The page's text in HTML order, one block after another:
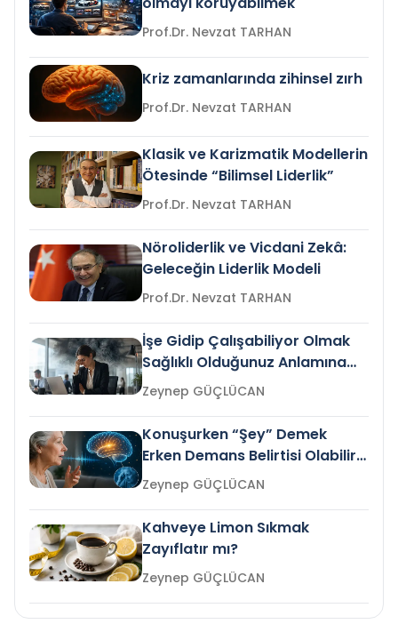
Prof.Dr. Nevzat TARHAN
Kriz zamanlarında zihinsel zırh
Prof.Dr. Nevzat TARHAN
Klasik ve Karizmatik Modellerin
Ötesinde “Bilimsel Liderlik”
Prof.Dr. Nevzat TARHAN
Nöroliderlik ve Vicdani Zekâ:
Geleceğin Liderlik Modeli
Prof.Dr. Nevzat TARHAN
İşe Gidip Çalışabiliyor Olmak
Sağlıklı Olduğunuz Anlamına
Gelir mi?Zeynep GÜÇLÜCAN
Konuşurken “Şey” Demek
Erken Demans Belirtisi Olabilir
mi?
Zeynep GÜÇLÜCAN
Kahveye Limon Sıkmak
Zayıflatır mı?
Zeynep GÜÇLÜCAN